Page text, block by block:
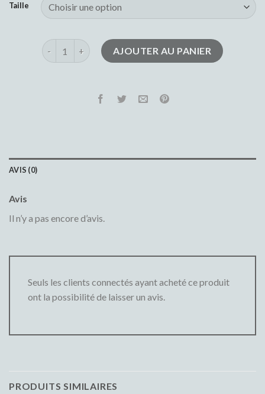
Taille
quantité de pep jeansAJOUTER AU PANIER
AVIS (0)
Avis
Il n’y a pas encore d’avis.
Seuls les clients connectés ayant acheté ce produit
ont la possibilité de laisser un avis.
PRODUITS SIMILAIRES